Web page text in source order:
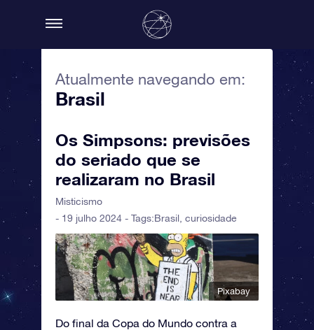
Atualmente navegando em:
Brasil
Os Simpsons: previsões
do seriado que se
realizaram no Brasil
Misticismo
- 19 julho 2024 - Tags:Brasil curiosidade
Pixabay
Do final da Copa do Mundo contra a